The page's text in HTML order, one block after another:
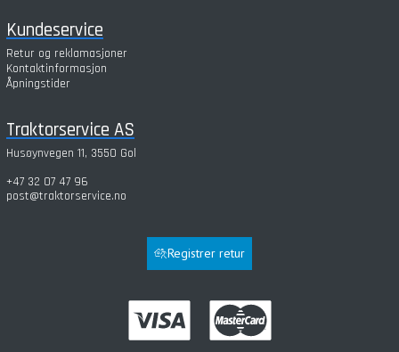
Kundeservice
Retur og reklamasjoner
Kontaktinformasjon
Åpningstider
Traktorservice AS
Husøynvegen 11, 3550 Gol
+47 32 07 47 96
post@traktorservice.no
Registrer retur